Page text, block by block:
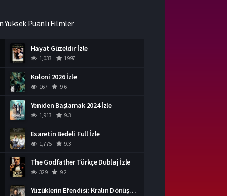
Yüksek Puanlı Filmler
Hayat Güzeldir İzle
1,033 1997
Koloni 2026 İzle
167 9.6
Yeniden Başlamak 2024 İzle
1,913 9.3
Esaretin Bedeli Full İzle
1,775 9.3
The Godfather Türkçe Dublaj İzle
329 9.2
Yüzüklerin Efendisi: Kralın Dönüşü İzle